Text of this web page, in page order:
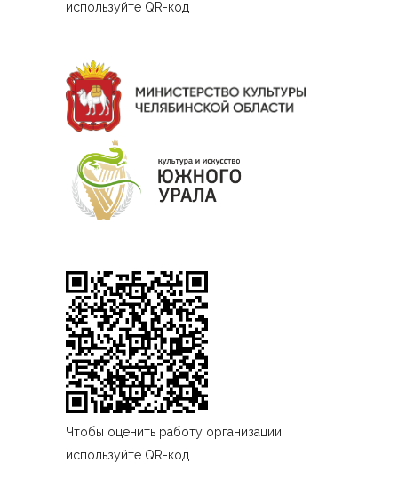
используйте QR-код
Чтобы оценить работу организации,
используйте QR-код